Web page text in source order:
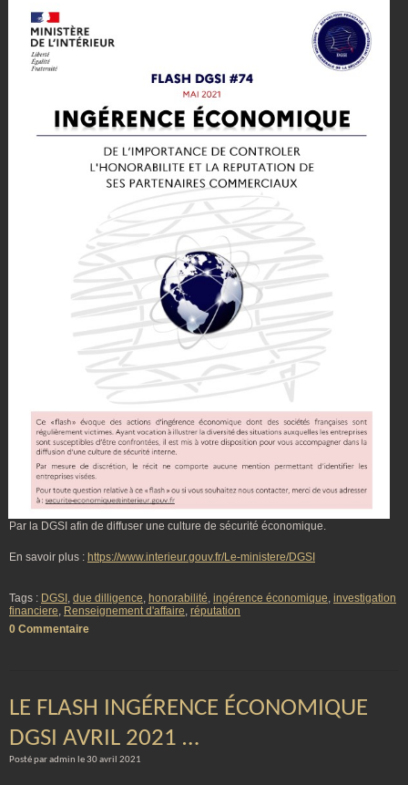
Par la DGSI afin de diffuser une culture de sécurité économique.
En savoir plus : https://www.interieur.gouv.fr/Le-ministere/DGSI
Tags : DGSI , due dilligence, honorabilité, ingérence économique, investigation
financiere, Renseignement d'affaire, réputation
0 Commentaire
LE FLASH INGÉRENCE ÉCONOMIQUE
DGSI AVRIL 2021 …
Posté par admin le 30 avril 2021